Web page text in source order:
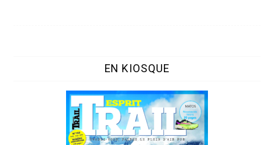
EN KIOSQUE